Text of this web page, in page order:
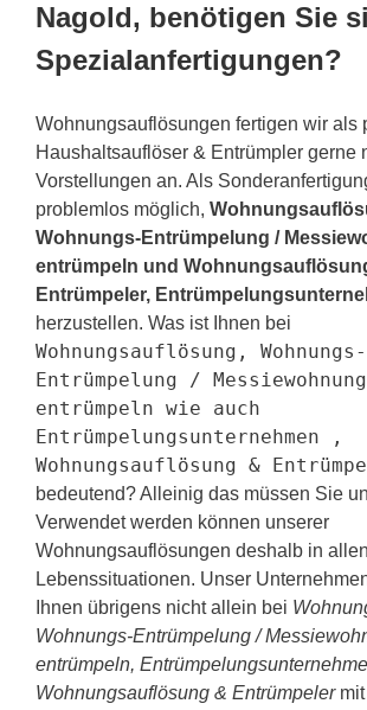
Nagold, benötigen Sie
Spezialanfertigungen?
Wohnungsauflösungen fertigen wir als
Haushaltsauflöser & Entrümpler gerne
Vorstellungen an. Als
problemlos möglich,
Wohnungs-Entrümpelung /
entrümpeln und
Entrümpeler,
herzustellen. Was ist Ihnen bei
Wohnungsauflösung, Wohnungs-
Entrümpelung / Messiewohnung
entrümpeln wie auch
Entrümpelungsunternehmen ,
Wohnungsauflösung &
bedeutend? Alleinig das müssen Sie
Verwendet werden können unserer
Wohnungsauflösungen deshalb in allen
Lebenssituationen. Unser
Ihnen übrigens nicht allein bei
Wohnungs-Entrümpelung /
entrümpeln,
Wohnungsauflösung & Entrümpelermit